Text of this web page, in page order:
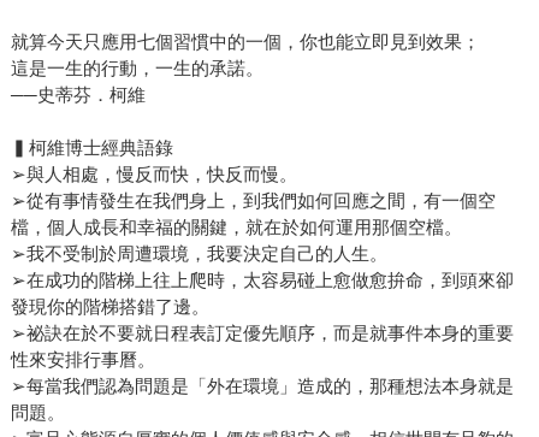
就算今天只應用七個習慣中的一個，你也能立即見到效果；
這是一生的行動，一生的承諾。
──史蒂芬．柯維
▍柯維博士經典語錄
➢與人相處，慢反而快，快反而慢。
➢從有事情發生在我們身上，到我們如何回應之間，有一個空
檔，個人成長和幸福的關鍵，就在於如何運用那個空檔。
➢我不受制於周遭環境，我要決定自己的人生。
➢在成功的階梯上往上爬時，太容易碰上愈做愈拚命，到頭來卻
發現你的階梯搭錯了邊。
➢祕訣在於不要就日程表訂定優先順序，而是就事件本身的重要
性來安排行事曆。
➢每當我們認為問題是「外在環境」造成的，那種想法本身就是
問題。